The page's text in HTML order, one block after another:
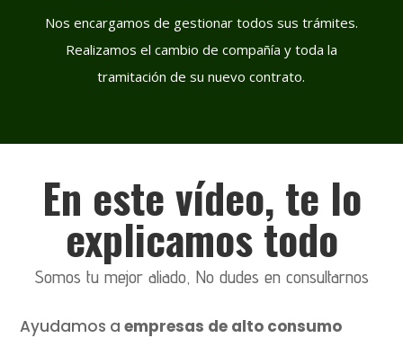
Nos encargamos de gestionar todos sus trámites.
Realizamos el cambio de compañía y toda la
tramitación de su nuevo contrato.
En este vídeo, te lo
explicamos todo
Somos tu mejor aliado, No dudes en consultarnos
Ayudamos aempresas de alto consumo